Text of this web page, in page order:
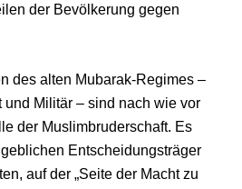
der Bevölkerung gegen
des alten Mubarak-Regimes –
und Militär – sind nach wie vor
der Muslimbruderschaft. Es
Entscheidungsträger
auf der „Seite der Macht zu